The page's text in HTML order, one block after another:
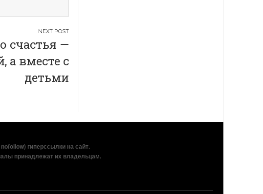
счастья —
а вместе с
детьми
гиперссылки на сайт.
принадлежат их владельцам.